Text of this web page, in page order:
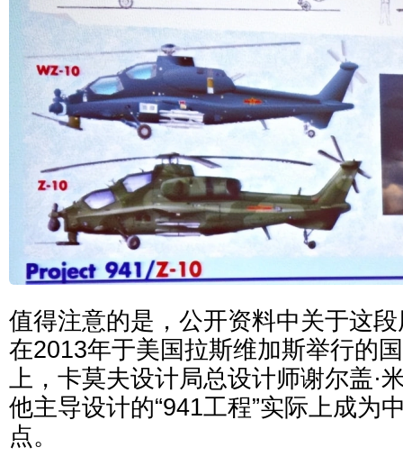
值得注意的是，公开资料中关于这
在2013年于美国拉斯维加斯举行的
上，卡莫夫设计局总设计师谢尔盖·
他主导设计的“941工程”实际上成为
点。